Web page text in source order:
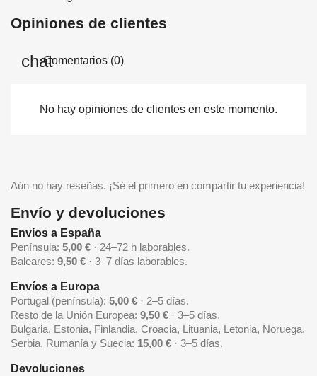
Opiniones de clientes
Comentarios (0)
No hay opiniones de clientes en este momento.
Aún no hay reseñas. ¡Sé el primero en compartir tu experiencia!
Envío y devoluciones
Envíos a España
Península: 5,00 € · 24–72 h laborables.
Baleares: 9,50 € · 3–7 días laborables.
Envíos a Europa
Portugal (península): 5,00 € · 2–5 días.
Resto de la Unión Europea: 9,50 € · 3–5 días.
Bulgaria, Estonia, Finlandia, Croacia, Lituania, Letonia, Noruega,
Serbia, Rumanía y Suecia: 15,00 € · 3–5 días.
Devoluciones